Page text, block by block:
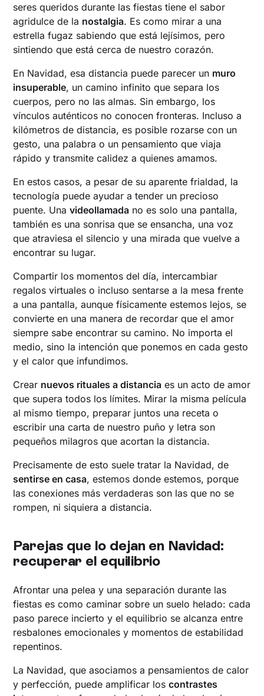
seres queridos durante las fiestas tiene el sabor
agridulce de la nostalgia. Es como mirar a una
estrella fugaz sabiendo que está lejísimos, pero
sintiendo que está cerca de nuestro corazón.
En Navidad, esa distancia puede parecer un muro
insuperable, un camino infinito que separa los
cuerpos, pero no las almas. Sin embargo, los
vínculos auténticos no conocen fronteras. Incluso a
kilómetros de distancia, es posible rozarse con un
gesto, una palabra o un pensamiento que viaja
rápido y transmite calidez a quienes amamos.
En estos casos, a pesar de su aparente frialdad, la
tecnología puede ayudar a tender un precioso
puente. Unavideollamada no es solo una pantalla,
también es una sonrisa que se ensancha, una voz
que atraviesa el silencio y una mirada que vuelve a
encontrar su lugar.
Compartir los momentos del día, intercambiar
regalos virtuales o incluso sentarse a la mesa frente
a una pantalla, aunque físicamente estemos lejos, se
convierte en una manera de recordar que el amor
siempre sabe encontrar su camino. No importa el
medio, sino la intención que ponemos en cada gesto
y el calor que infundimos.
Crear nuevos rituales a distancia es un acto de amor
que supera todos los límites. Mirar la misma película
al mismo tiempo, preparar juntos una receta o
escribir una carta de nuestro puño y letra son
pequeños milagros que acortan la distancia.
Precisamente de esto suele tratar la Navidad, de
sentirse en casa, estemos donde estemos, porque
las conexiones más verdaderas son las que no se
rompen, ni siquiera a distancia.
Parejas que lo dejan en Navidad:
recuperar el equilibrio
Afrontar una pelea y una separación durante las
fiestas es como caminar sobre un suelo helado: cada
paso parece incierto y el equilibrio se alcanza entre
resbalones emocionales y momentos de estabilidad
repentinos.
La Navidad, que asociamos a pensamientos de calor
y perfección, puede amplificar loscontrastes